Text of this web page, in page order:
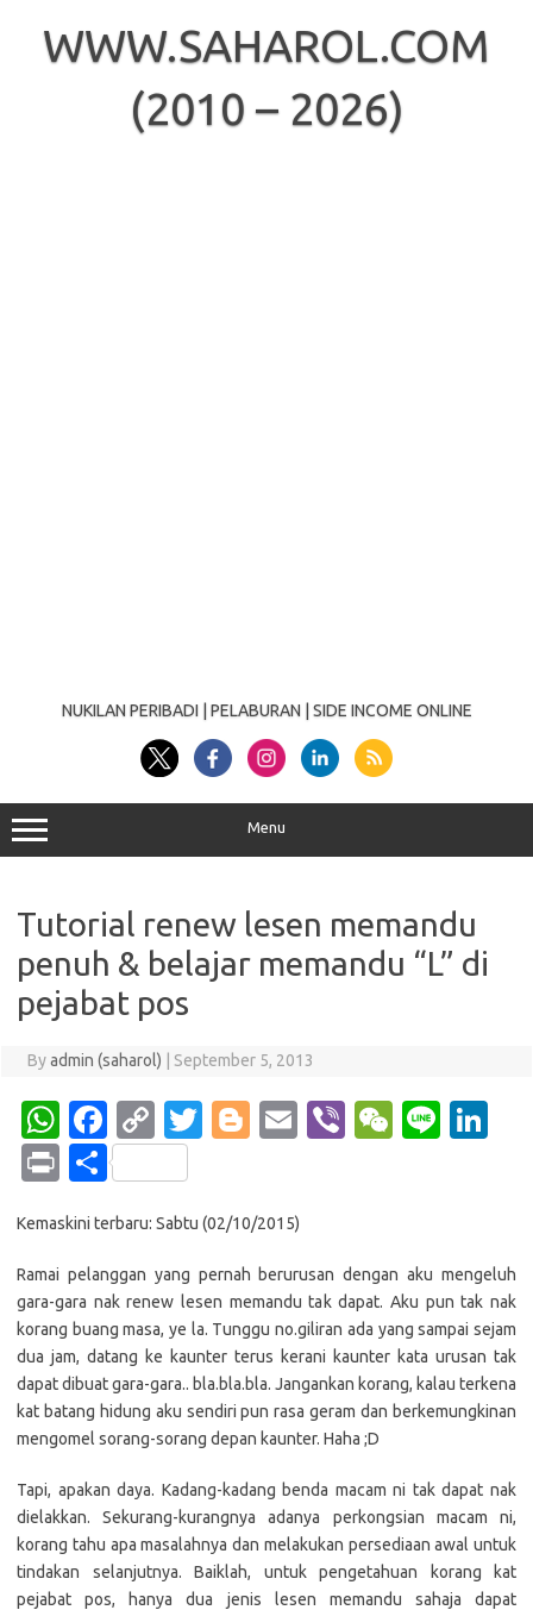
contentWWW.SAHAROL.COM
(2010 – 2026)
NUKILAN PERIBADI | PELABURAN | SIDE INCOME ONLINE
Menu
Tutorial renew lesen memandu
penuh & belajar memandu “L” di
pejabat pos
Byadmin (saharol) September 5, 2013
W
h
at
s
A
p
p
Fa
c
e
b
o
o
k
C
o
p
y
Li
n
k
T
te
r
Bl
g
er
E
Vi
W
at
Li
dI
n
Pr
t
S
ar
e
Kemaskini terbaru: Sabtu (02/10/2015)
Ramai pelanggan yang pernah berurusan dengan aku mengeluh
gara-gara nak renew lesen memandu tak dapat. Aku pun tak nak
korang buang masa, ye la. Tunggu no.giliran ada yang sampai sejam
dua jam, datang ke kaunter terus kerani kaunter kata urusan tak
dapat dibuat gara-gara.. bla.bla.bla. Jangankan korang, kalau terkena
kat batang hidung aku sendiri pun rasa geram dan berkemungkinan
mengomel sorang-sorang depan kaunter. Haha ;D
Tapi, apakan daya. Kadang-kadang benda macam ni tak dapat nak
dielakkan. Sekurang-kurangnya adanya perkongsian macam ni,
korang tahu apa masalahnya dan melakukan persediaan awal untuk
tindakan selanjutnya. Baiklah, untuk pengetahuan korang kat
pejabat pos, hanya dua jenis lesen memandu sahaja dapat